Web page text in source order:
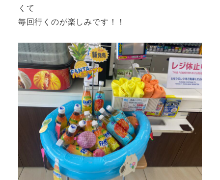
くて
毎回行くのが楽しみです！！